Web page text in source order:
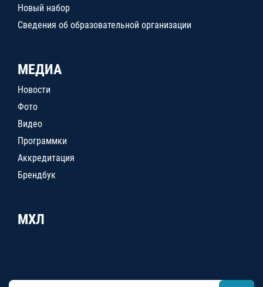
Новый набор
Сведения об образовательной организации
МЕДИА
Новости
Фото
Видео
Программки
Аккредитация
Брендбук
МХЛ